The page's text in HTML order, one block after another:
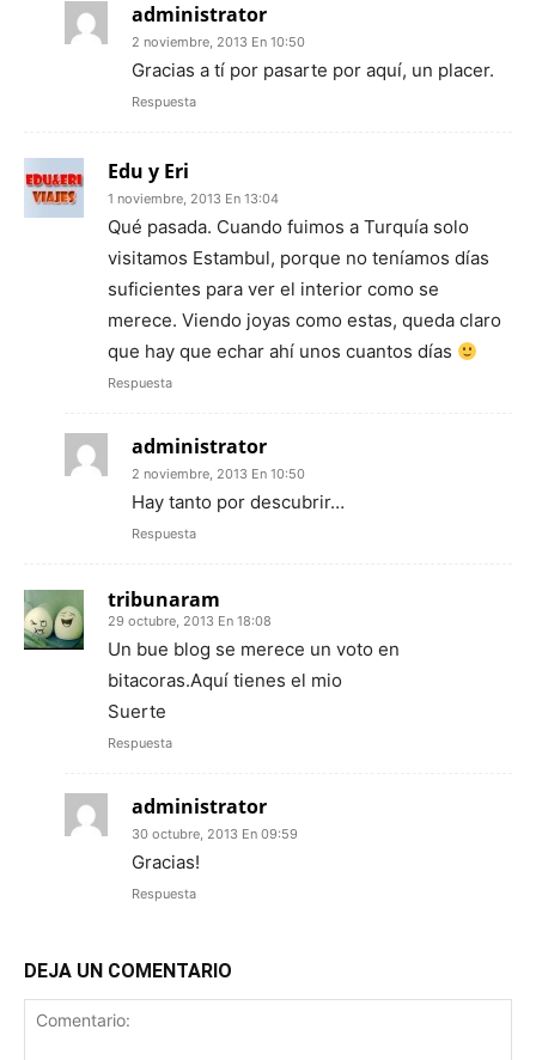
administrator
2 noviembre, 2013 En 10:50
Gracias a tí por pasarte por aquí, un placer.
Respuesta
Edu y Eri
1 noviembre, 2013 En 13:04
Qué pasada. Cuando fuimos a Turquía solo
visitamos Estambul, porque no teníamos días
suficientes para ver el interior como se
merece. Viendo joyas como estas, queda claro
que hay que echar ahí unos cuantos días
Respuesta
administrator
2 noviembre, 2013 En 10:50
Hay tanto por descubrir…
Respuesta
tribunaram
29 octubre, 2013 En 18:08
Un bue blog se merece un voto en
bitacoras.Aquí tienes el mio
Suerte
Respuesta
administrator
30 octubre, 2013 En 09:59
Gracias!
Respuesta
DEJA UN COMENTARIO